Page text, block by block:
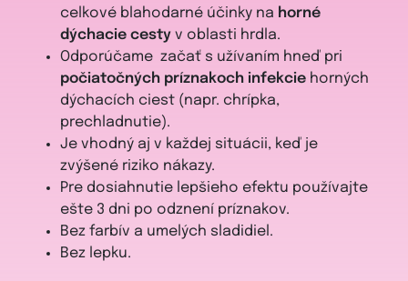
celkové blahodarné účinky na horné
dýchacie cestyv oblasti hrdla.
Odporúčame začať s užívaním hneď pri
počiatočných príznakoch infekcie horných
dýchacích ciest (napr. chrípka,
prechladnutie).
Je vhodný aj v každej situácii, keď je
zvýšené riziko nákazy.
Pre dosiahnutie lepšieho efektu používajte
ešte 3 dni po odznení príznakov.
Bez farbív a umelých sladidiel.
Bez lepku.